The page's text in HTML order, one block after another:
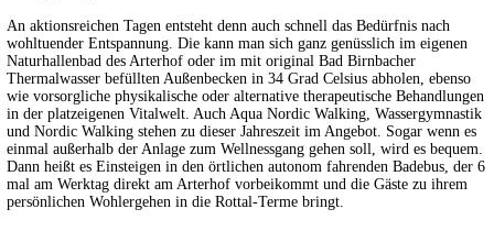
An aktionsreichen Tagen entsteht denn auch schnell das Bedürfnis nach
wohltuender Entspannung. Die kann man sich ganz genüsslich im eigenen
Naturhallenbad des Arterhof oder im mit original Bad Birnbacher
Thermalwasser befüllten Außenbecken in 34 Grad Celsius abholen, ebenso
wie vorsorgliche physikalische oder alternative therapeutische Behandlungen
in der platzeigenen Vitalwelt. Auch Aqua Nordic Walking, Wassergymnastik
und Nordic Walking stehen zu dieser Jahreszeit im Angebot. Sogar wenn es
einmal außerhalb der Anlage zum Wellnessgang gehen soll, wird es bequem.
Dann heißt es Einsteigen in den örtlichen autonom fahrenden Badebus, der 6
mal am Werktag direkt am Arterhof vorbeikommt und die Gäste zu ihrem
persönlichen Wohlergehen in die Rottal-Terme bringt.